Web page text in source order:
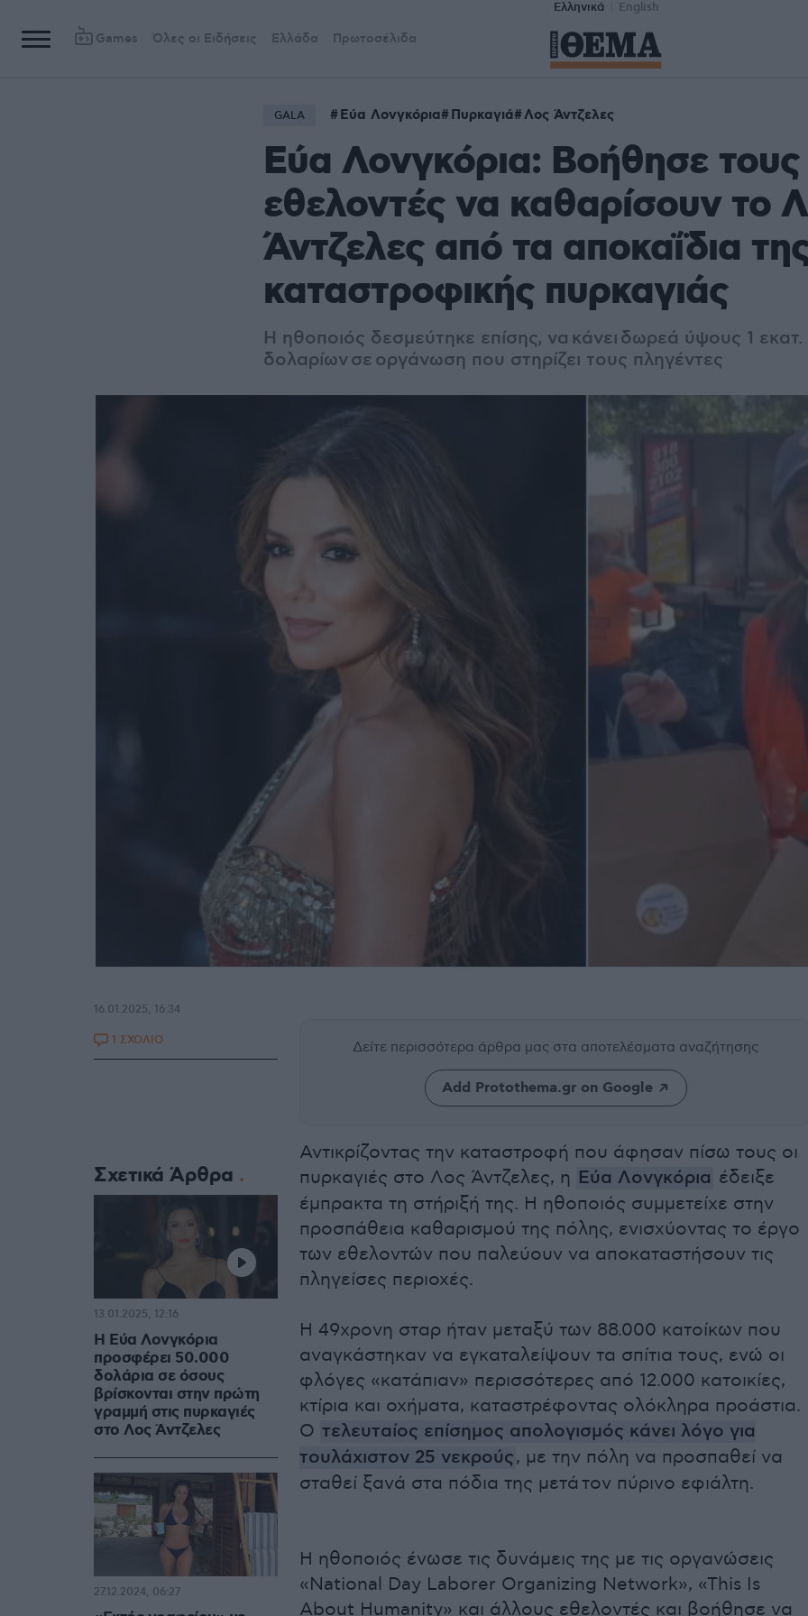
Ελληνικά English
Games Όλες οι Ειδήσεις Ελλάδα Πρωτοσέλιδα
GALA Εύα Λονγκόρια Πυρκαγιά Λος Άντζελες
Εύα Λονγκόρια: Βοήθησε τους
εθελοντές να καθαρίσουν το
Άντζελες από τα αποκαΐδια
καταστροφικής πυρκαγιάς
Η ηθοποιός δεσμεύτηκε επίσης, να κάνει δωρεά ύψους 1 εκατ.
δολαρίων σε οργάνωση που στηρίζει τους πληγέντες
Δείτε περισσότερα άρθρα μας στα αποτελέσματα αναζήτησης
Add Protothema.gr on Google
Αντικρίζοντας την καταστροφή που άφησαν πίσω τους οι
πυρκαγιές στο Λος Άντζελες, η Εύα Λονγκόρια έδειξε
έμπρακτα τη στήριξή της. Η ηθοποιός συμμετείχε στην
προσπάθεια καθαρισμού της πόλης, ενισχύοντας το έργο
των εθελοντών που παλεύουν να αποκαταστήσουν τις
πληγείσες περιοχές.
Η 49χρονη σταρ ήταν μεταξύ των 88.000 κατοίκων που
αναγκάστηκαν να εγκαταλείψουν τα σπίτια τους, ενώ οι
φλόγες «κατάπιαν» περισσότερες από 12.000 κατοικίες,
κτίρια και οχήματα, καταστρέφοντας ολόκληρα προάστια.
Ο τελευταίος επίσημος απολογισμός κάνει λόγο για
τουλάχιστον 25 νεκρούς, με την πόλη να προσπαθεί να
σταθεί ξανά στα πόδια της μετά τον πύρινο εφιάλτη.
Η ηθοποιός ένωσε τις δυνάμεις της με τις οργανώσεις
«National Day Laborer Organizing Network», «This Is
About Humanity» και άλλους εθελοντές και βοήθησε να
16.01.2025, 16:34
1 ΣΧΟΛΙΟ
Σχετικά Άρθρα
Η Εύα Λονγκόρια
προσφέρει 50.000
δολάρια σε όσους
βρίσκονται στην πρώτη
γραμμή στις πυρκαγιές
στο Λος Άντζελες
13.01.2025, 12:16
27.12.2024, 06:27